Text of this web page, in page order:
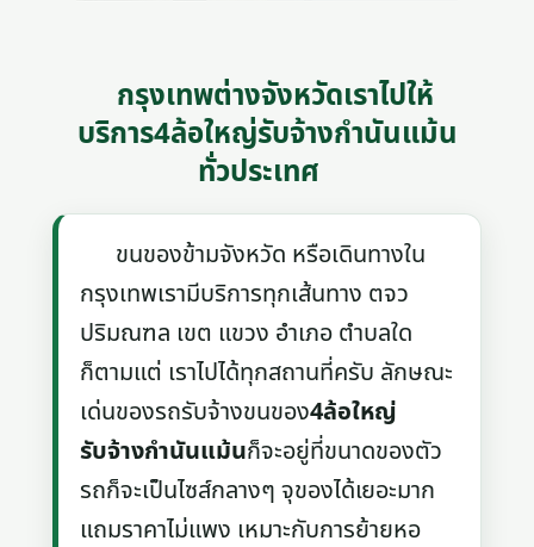
กรุงเทพต่างจังหวัดเราไปให้
บริการ4ล้อใหญ่รับจ้างกำนันแม้น
ทั่วประเทศ
ขนของข้ามจังหวัด หรือเดินทางใน
กรุงเทพเรามีบริการทุกเส้นทาง ตจว
ปริมณฑล เขต แขวง อำเภอ ตำบลใด
ก็ตามแต่ เราไปได้ทุกสถานที่ครับ ลักษณะ
เด่นของรถรับจ้างขนของ4ล้อใหญ่
รับจ้างกำนันแม้นก็จะอยู่ที่ขนาดของตัว
รถก็จะเป็นไซส์กลางๆ จุของได้เยอะมาก
แถมราคาไม่แพง เหมาะกับการย้ายหอ